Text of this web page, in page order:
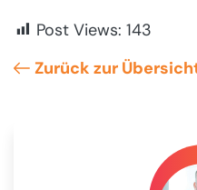
Post Views: 143
Zurück zur